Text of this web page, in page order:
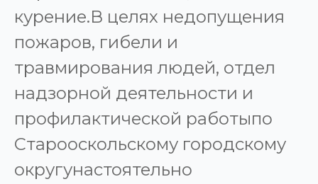
курение.В целях недопущения
пожаров, гибели и
травмирования людей, отдел
надзорной деятельности и
профилактической работыпо
Старооскольскому городскому
округунастоятельно